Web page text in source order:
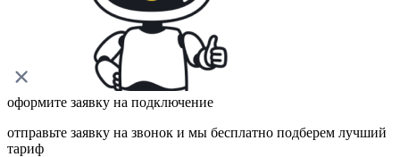
оформите заявку на подключение
отправьте заявку на звонок и мы бесплатно подберем лучший
тариф